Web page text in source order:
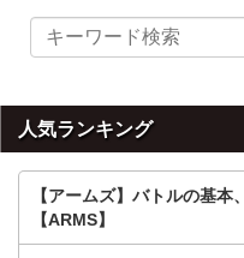
イ
を
検
索
人気ランキング
【アームズ】バトルの基本
【ARMS】